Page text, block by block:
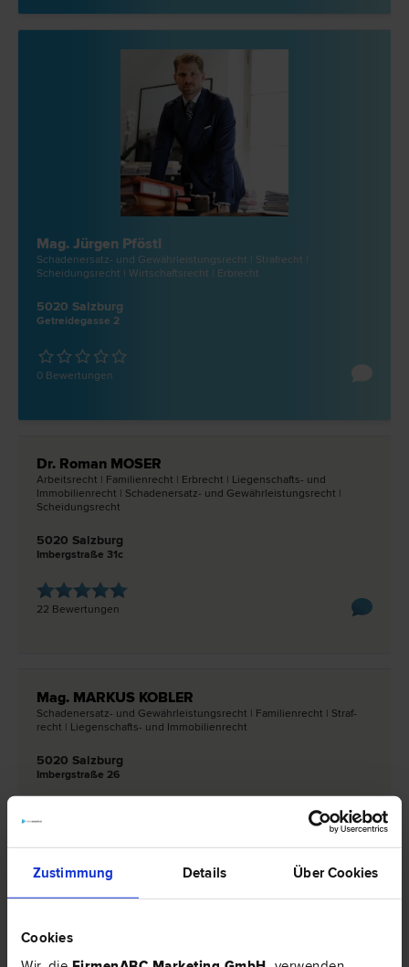
Zustimmung Details Über Cookies
Cookies
Mag. Jürgen Pföstl
Schadenersatz- und Gewährleistungs­recht | Straf­recht |
Scheidungs­recht | Wirtschafts­recht | Erb­recht
5020 Salzburg
Getreidegasse 2
0 Bewertungen
Dr. Roman MOSER
Arbeits­recht | Familien­recht | Erb­recht | Liegenschafts- und
Immobilien­recht | Schadenersatz- und Gewährleistungs­recht |
Scheidungs­recht
5020 Salzburg
Imbergstraße 31c
22 Bewertungen
Mag. MARKUS KOBLER
Schadenersatz- und Gewährleistungs­recht | Familien­recht | Straf­
recht | Liegenschafts- und Immobilien­recht
5020 Salzburg
Imbergstraße 26
Versicherungs­recht | Liegenschafts- und Immobilien­recht |
Schadenersatz- und Gewährleistungs­recht | Verkehrs­recht |
Vertrags­recht | Bau­recht